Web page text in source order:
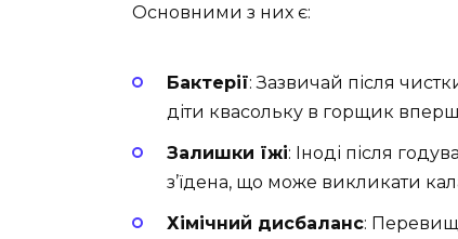
Основними з них є:
Бактерії: Зазвичай після
діти квасольку в горщик
Залишки їжі: Іноді після
з’їдена, що може викликати
Хімічний дисбаланс: